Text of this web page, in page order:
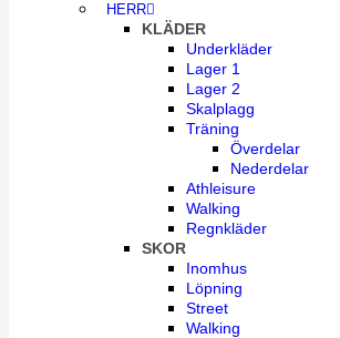
HERR
KLÄDER
Underkläder
Lager 1
Lager 2
Skalplagg
Träning
Överdelar
Nederdelar
Athleisure
Walking
Regnkläder
SKOR
Inomhus
Löpning
Street
Walking